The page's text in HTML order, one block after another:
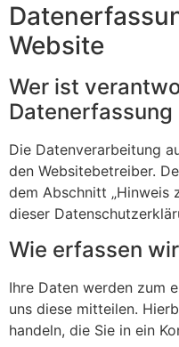
Website
Wer ist
Die Datenverarbeitung
den Websitebetreiber.
dem Abschnitt „Hinweis
dieser
Wie erfassen
Ihre Daten werden zum
uns diese mitteilen.
handeln, die Sie in ein